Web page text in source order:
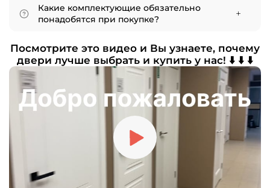
Фурнитура — это набор всех необходимых
функциональных элементов: ручки, петли,
замки, фиксаторы, а также дополнительные
пороги.
Какие комплектующие обязательно
понадобятся при покупке?
петли, дверные ручки и защёлки. По
желанию можно дополнить комплект
доводчиком, ограничителем хода или
«умным порогом». Если вы цените тишину,
рекомендуем выбирать магнитные замки.
Посмотрите это видео и Вы узнаете, почему
двери лучше выбрать и купить у нас! ⬇️ ⬇️ ⬇️